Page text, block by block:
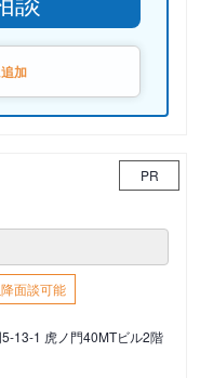
追加
PR
面談可能
13-1 虎ノ門40MTビル2階